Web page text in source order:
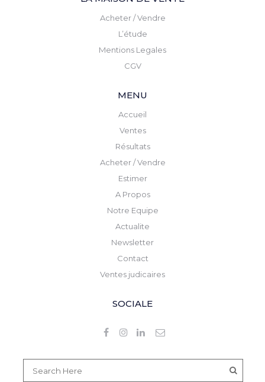
Acheter / Vendre
L’étude
Mentions Legales
CGV
MENU
Accueil
Ventes
Résultats
Acheter / Vendre
Estimer
A Propos
Notre Equipe
Actualite
Newsletter
Contact
Ventes judicaires
SOCIALE